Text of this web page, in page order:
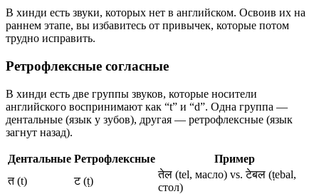
В хинди есть звуки, которых нет в английском. Освоив их на
раннем этапе, вы избавитесь от привычек, которые потом
трудно исправить.
Ретрофлексные согласные
В хинди есть две группы звуков, которые носители
английского воспринимают как “t” и “d”. Одна группа —
дентальные (язык у зубов), другая — ретрофлексные (язык
загнут назад).
Дентальные Ретрофлексные
Пример
त (t)
ट (ṭ)
तेल (tel, масло) vs. टेबल (ṭebal,
стол)